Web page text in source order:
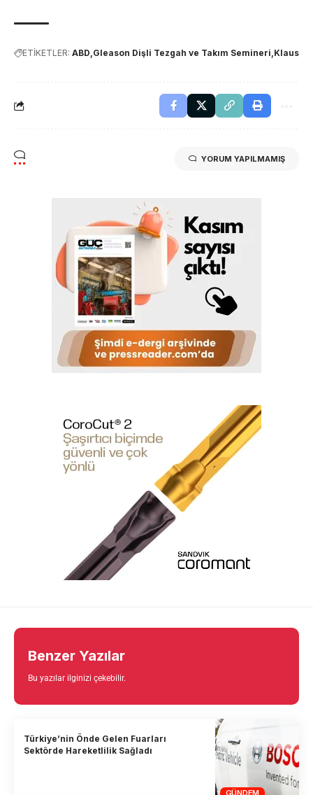
ETİKETLER: ABD Gleason Dişli Tezgah ve Takım Semineri Klaus
YORUM YAPILMAMIŞ
Benzer Yazılar
Bu yazılar ilginizi çekebilir.
GÜNDEM
Türkiye’nin Önde Gelen Fuarları
Sektörde Hareketlilik Sağladı